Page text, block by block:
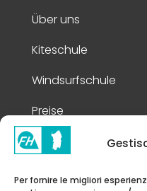
Per fornire le migliori
Über uns
Kiteschule
Windsurfschule
Preise
Rechtliches